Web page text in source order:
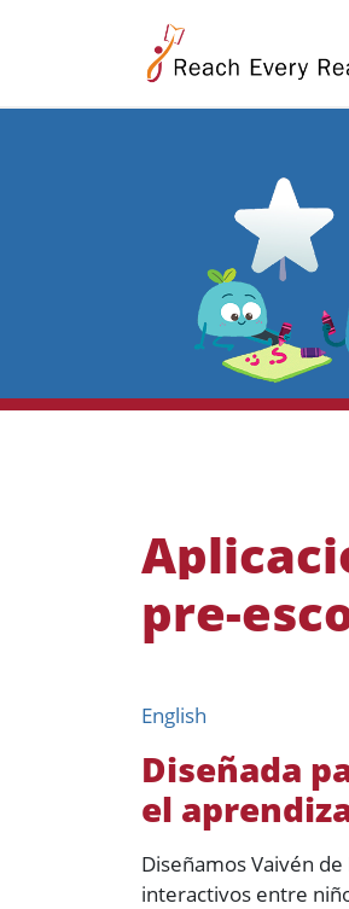
pre-
English
Diseñada
el
Diseñamos Vaivén
interactivos entre